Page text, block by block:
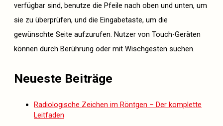
verfügbar sind, benutze die Pfeile nach oben und unten, um
sie zu überprüfen, und die Eingabetaste, um die
gewünschte Seite aufzurufen. Nutzer von Touch-Geräten
können durch Berührung oder mit Wischgesten suchen.
Neueste Beiträge
Radiologische Zeichen im Röntgen – Der komplette
Leitfaden